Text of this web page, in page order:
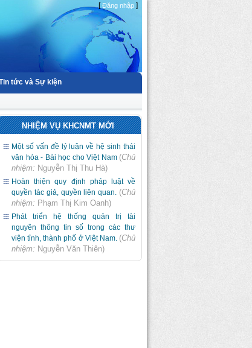
[Đăng nhập ]
tức và Sự kiện
NHIỆM VỤ KHCNMT MỚI
Một số vấn đề lý luận về hệ sinh thái
văn hóa - Bài học cho Việt Nam (Chủ
nhiệm: Nguyễn Thị Thu Hà)
Hoàn thiện quy định pháp luật về
quyền tác giả, quyền liên quan. (Chủ
nhiệm: Phạm Thị Kim Oanh)
Phát triển hệ thống quản trị tài
nguyên thông tin số trong các thư
viện tỉnh, thành phố ở Việt Nam. (Chủ
nhiệm: Nguyễn Văn Thiên)